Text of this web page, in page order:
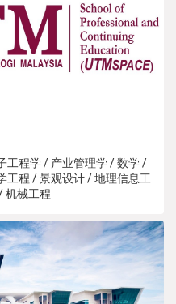
工程学 / 产业管理学 / 数学 /
工程 / 景观设计 / 地理信息工
机械工程